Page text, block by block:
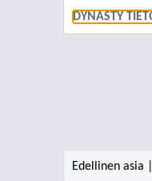
DYNASTY
Edellinen asia |